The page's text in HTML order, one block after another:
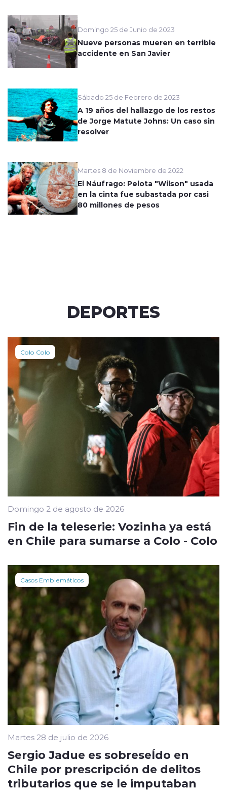
Domingo 25 de Junio de 2023
Nueve personas mueren en terrible
accidente en San Javier
Sábado 25 de Febrero de 2023
A 19 años del hallazgo de los restos
de Jorge Matute Johns: Un caso sin
resolver
Martes 8 de Noviembre de 2022
El Náufrago: Pelota "Wilson" usada
en la cinta fue subastada por casi
80 millones de pesos
DEPORTES
Colo Colo
Domingo 2 de agosto de 2026
Fin de la teleserie: Vozinha ya está
en Chile para sumarse a Colo - Colo
Casos Emblemáticos
Martes 28 de julio de 2026
Sergio Jadue es sobreseÍdo en
Chile por prescripción de delitos
tributarios que se le imputaban